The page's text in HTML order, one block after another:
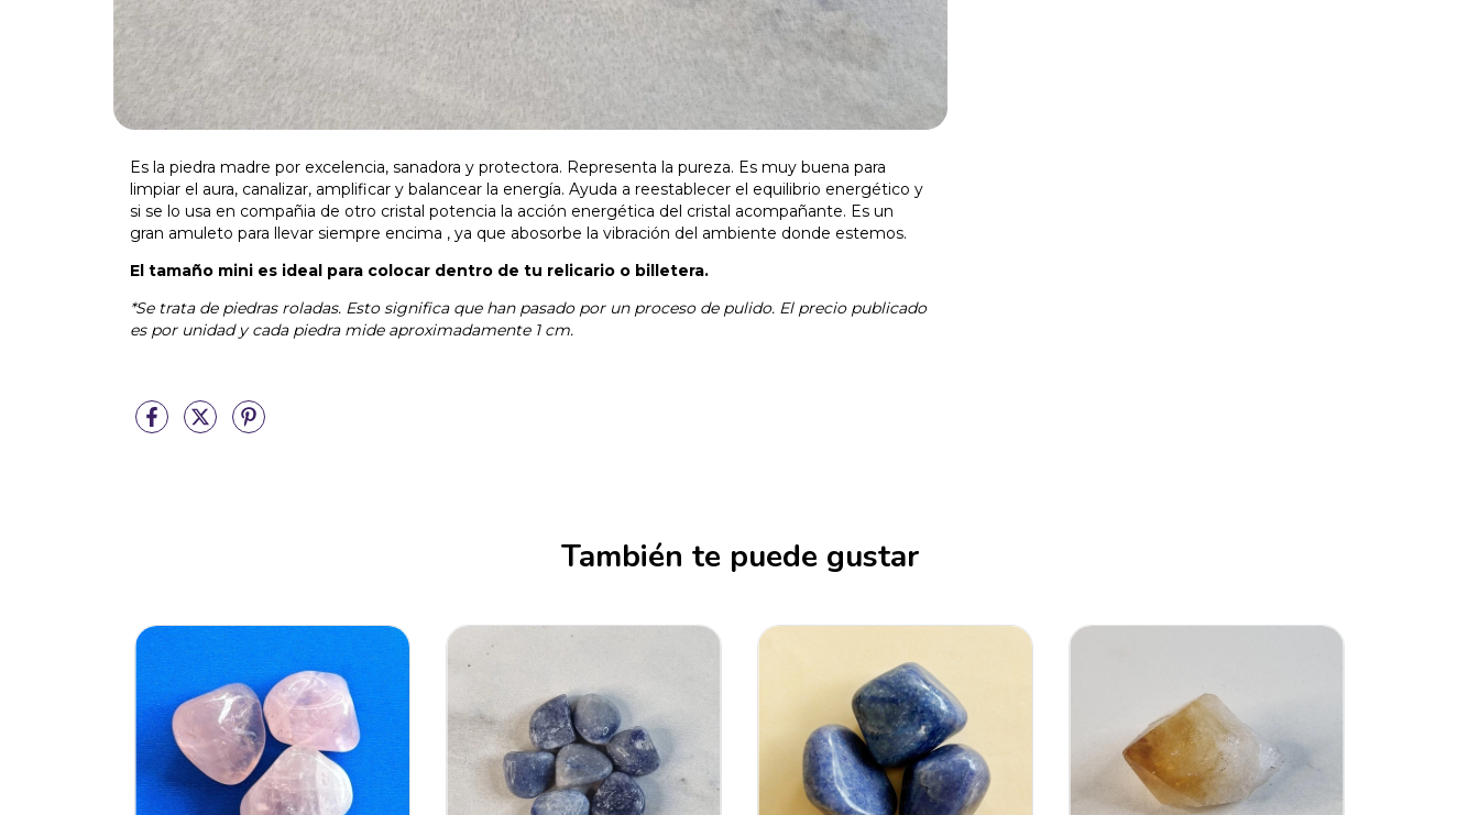
Es la piedra madre por excelencia, sanadora y protectora. Representa la pureza. Es muy buena para
limpiar el aura, canalizar, amplificar y balancear la energía. Ayuda a reestablecer el equilibrio energético y
si se lo usa en compañia de otro cristal potencia la acción energética del cristal acompañante. Es un
gran amuleto para llevar siempre encima , ya que abosorbe la vibración del ambiente donde estemos.
El tamaño mini es ideal para colocar dentro de tu relicario o billetera.
*Se trata de piedras roladas. Esto significa que han pasado por un proceso de pulido. El precio publicado
es por unidad y cada piedra mide aproximadamente 1 cm.
También te puede gustar